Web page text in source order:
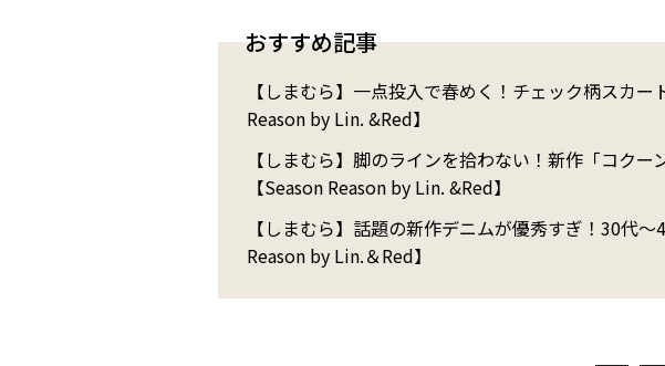
おすすめ記事
【しまむら】一点投入で春めく！チェック柄スカ
Reason by Lin. &Red】
【しまむら】脚のラインを拾わない！新作「コク
【Season Reason by Lin. &Red】
【しまむら】話題の新作デニムが優秀すぎ！30代
Reason by Lin.＆Red】